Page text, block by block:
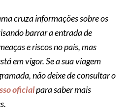
cruza informações sobre os
barrar a entrada de
e riscos no país, mas
em vigor. Se a sua viagem
não deixe de consultar o
oficialpara saber mais